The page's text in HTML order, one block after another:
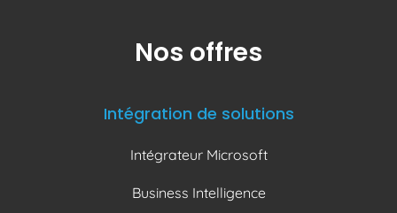
Nos offres
Intégration de solutions
Intégrateur Microsoft
Business Intelligence